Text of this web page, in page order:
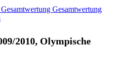
Gesamtwertung
2010, Olympische